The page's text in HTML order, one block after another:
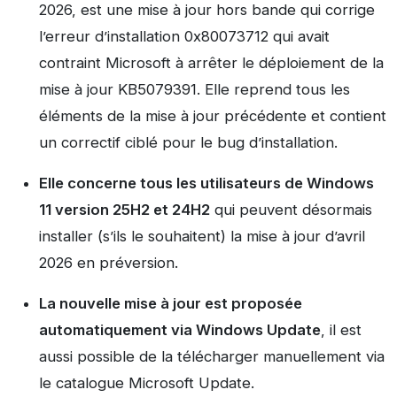
2026, est une mise à jour hors bande qui corrige
l’erreur d’installation 0x80073712 qui avait
contraint Microsoft à arrêter le déploiement de la
mise à jour KB5079391. Elle reprend tous les
éléments de la mise à jour précédente et contient
un correctif ciblé pour le bug d’installation.
Elle concerne tous les utilisateurs de Windows
11 version 25H2 et 24H2 qui peuvent désormais
installer (s’ils le souhaitent) la mise à jour d’avril
2026 en préversion.
La nouvelle mise à jour est proposée
automatiquement via Windows Update, il est
aussi possible de la télécharger manuellement via
le catalogue Microsoft Update.